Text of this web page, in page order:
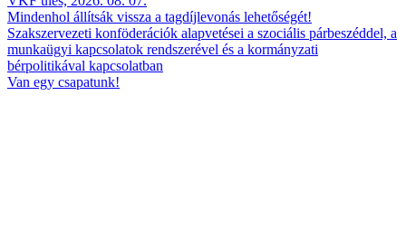
Mindenhol állítsák vissza a tagdíjlevonás lehetőségét!
Szakszervezeti konföderációk alapvetései a szociális párbeszéddel, a
munkaügyi kapcsolatok rendszerével és a kormányzati
bérpolitikával kapcsolatban
Van egy csapatunk!